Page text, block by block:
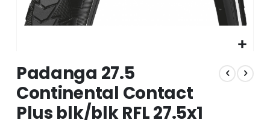
to
the
beginning
of
Padanga 27.5
Continental Contact
Plus blk/blk RFL 27.5x1